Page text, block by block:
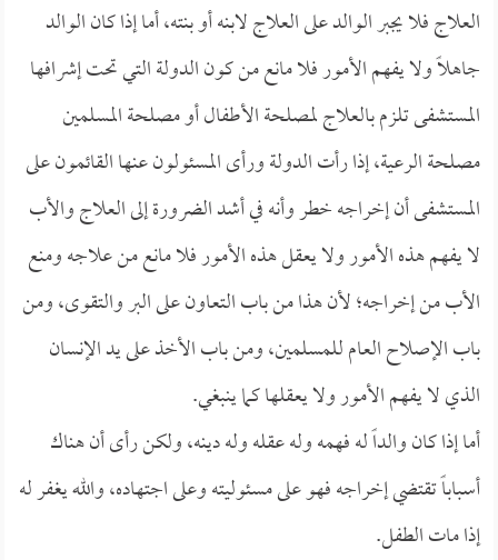
العلاج فلا يجبر الوالد على العلاج لابنه أو بنته، أما إذا كان الوالد
جاهلاً ولا يفهم الأمور فلا مانع من كون الدولة التي تحت إشرافها
المستشفى تلزم بالعلاج لمصلحة الأطفال أو مصلحة المسلمين
مصلحة الرعية، إذا رأت الدولة ورأى المسئولون عنها القائمون على
المستشفى أن إخراجه خطر وأنه في أشد الضرورة إلى العلاج والأب
لا يفهم هذه الأمور ولا يعقل هذه الأمور فلا مانع من علاجه ومنع
الأب من إخراجه؛ لأن هذا من باب التعاون على البر والتقوى، ومن
باب الإصلاح العام للمسلمين، ومن باب الأخذ على يد الإنسان
الذي لا يفهم الأمور ولا يعقلها كما ينبغي.
أما إذا كان والداً له فهمه وله عقله وله دينه، ولكن رأى أن هناك
أسباباً تقتضي إخراجه فهو على مسئوليته وعلى اجتهاده، والله يغفر له
إذا مات الطفل.